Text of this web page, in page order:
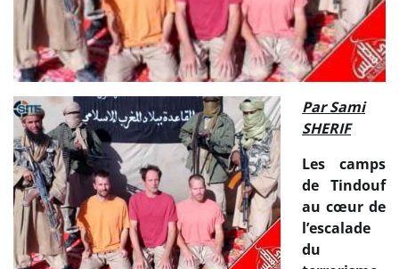
Par Sami
SHERIF
Les camps
de Tindouf
au cœur de
l’escalade
du